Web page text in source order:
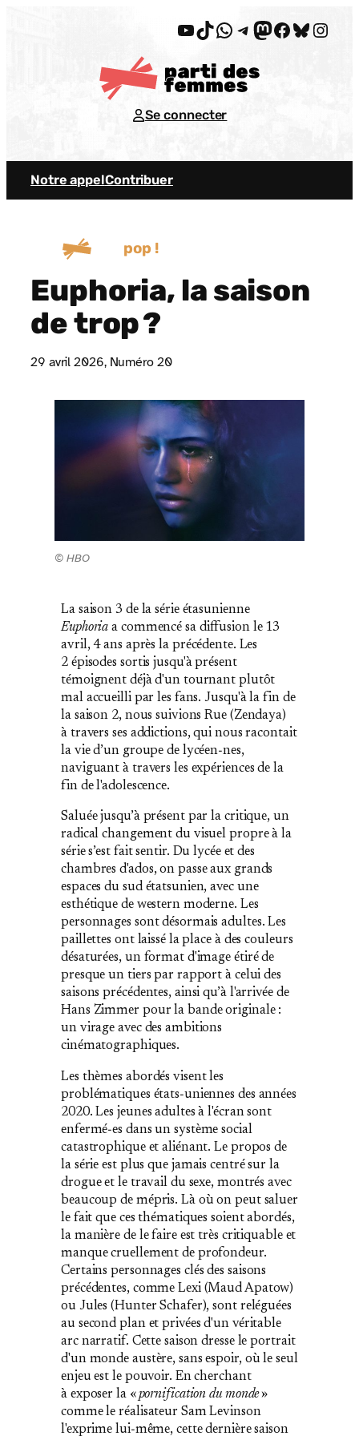
YouTube
TikTok
WhatsApp
Telegram
Mastodon
Facebook
Bluesky
Se connecter
Notre appelContribuer
pop !
Euphoria, la saison
de trop ?
29 avril 2026, Numéro 20
© HBO
La saison 3 de la série étasunienne
Euphoria a commencé sa diffusion le 13
avril, 4 ans après la précédente. Les
2 épisodes sortis jusqu'à présent
témoignent déjà d'un tournant plutôt
mal accueilli par les fans. Jusqu'à la fin de
la saison 2, nous suivions Rue (Zendaya)
à travers ses addictions, qui nous racontait
la vie d’un groupe de lycéen‐nes,
naviguant à travers les expériences de la
fin de l'adolescence.
Saluée jusqu’à présent par la critique, un
radical changement du visuel propre à la
série s’est fait sentir. Du lycée et des
chambres d'ados, on passe aux grands
espaces du sud étatsunien, avec une
esthétique de western moderne. Les
personnages sont désormais adultes. Les
paillettes ont laissé la place à des couleurs
désaturées, un format d'image étiré de
presque un tiers par rapport à celui des
saisons précédentes, ainsi qu’à l'arrivée de
Hans Zimmer pour la bande originale :
un virage avec des ambitions
cinématographiques.
Les thèmes abordés visent les
problématiques états‐uniennes des années
2020. Les jeunes adultes à l'écran sont
enfermé‐es dans un système social
catastrophique et aliénant. Le propos de
la série est plus que jamais centré sur la
drogue et le travail du sexe, montrés avec
beaucoup de mépris. Là où on peut saluer
le fait que ces thématiques soient abordés,
la manière de le faire est très critiquable et
manque cruellement de profondeur.
Certains personnages clés des saisons
précédentes, comme Lexi (Maud Apatow)
ou Jules (Hunter Schafer), sont reléguées
au second plan et privées d'un véritable
arc narratif. Cette saison dresse le portrait
d'un monde austère, sans espoir, où le seul
enjeu est le pouvoir. En cherchant
à exposer la «pornification du monde»
comme le réalisateur Sam Levinson
l'exprime lui‐même, cette dernière saison